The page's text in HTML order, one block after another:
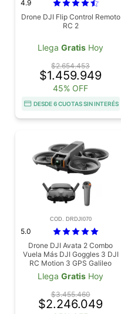
4.9
Drone DJI Flip Control Remoto
RC 2
Llega Gratis Hoy
$2.654.453
$1.459.949
45% OFF
DESDE 6 CUOTAS SIN INTERÉS
COD. DRDJI070
5.0
Drone DJI Avata 2 Combo
Vuela Más DJI Goggles 3 DJI
RC Motion 3 GPS Galileo
BeiDou Altitud 5000 Metros
Llega Gratis Hoy
$3.455.460
$2.246.049